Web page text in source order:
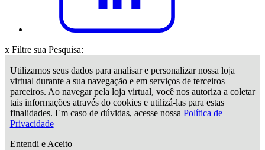
x Filtre sua Pesquisa:
Utilizamos seus dados para analisar e personalizar nossa loja
virtual durante a sua navegação e em serviços de terceiros
parceiros. Ao navegar pela loja virtual, você nos autoriza a coletar
tais informações através do cookies e utilizá-las para estas
finalidades. Em caso de dúvidas, acesse nossa Política de
Privacidade
Entendi e Aceito